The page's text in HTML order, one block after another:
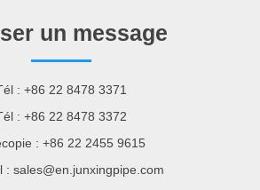
un message
: +86 22 8478 3371
: +86 22 8478 3372
: +86 22 2455 9615
: sales@en.junxingpipe.com